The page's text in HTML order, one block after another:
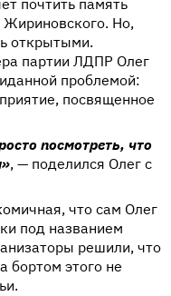
почтить память
Жириновского. Но,
открытыми.
партии ЛДПР Олег
проблемой:
посвященное
посмотреть, что
, — поделился Олег с
что сам Олег
под названием
решили, что
бортом этого не